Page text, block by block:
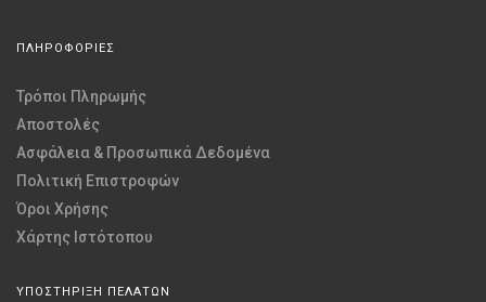
ΠΛΗΡΟΦΟΡΙΕΣ
Τρόποι Πληρωμής
Αποστολές
Ασφάλεια & Προσωπικά Δεδομένα
Πολιτική Επιστροφών
Όροι Χρήσης
Χάρτης Ιστότοπου
ΥΠΟΣΤΗΡΙΞΗ ΠΕΛΑΤΩΝ